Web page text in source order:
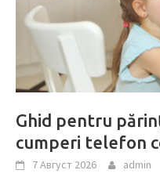
Ghid pentru
cumperi telefon
7 Август 2026 admin